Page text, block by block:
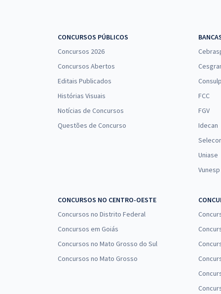
CONCURSOS PÚBLICOS
Concursos 2026
Concursos Abertos
Editais Publicados
Histórias Visuais
Notícias de Concursos
Questões de Concurso
FCC
FGV
Idecan
Uniase
Vunesp
CONCURSOS NO CENTRO-OESTE
Concursos no Distrito Federal
Concursos em Goiás
Concursos no Mato Grosso do Sul
Concursos no Mato Grosso